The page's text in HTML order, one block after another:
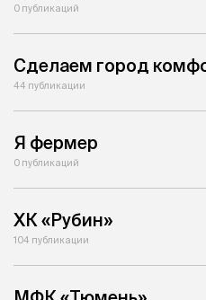
0 публикаций
Сделаем город
44 публикации
Я фермер
0 публикаций
ХК «Рубин»
104 публикации